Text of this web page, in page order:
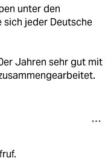
unter den
sich jeder Deutsche
Jahren sehr gut mit